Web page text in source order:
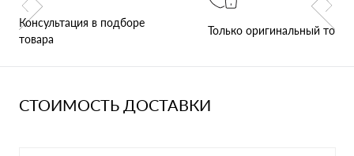
Консультация в подборе
товара
Только оригинальный товар
СТОИМОСТЬ ДОСТАВКИ